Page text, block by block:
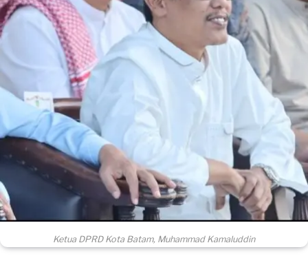
Ketua DPRD Kota Batam, Muhammad Kamaluddin